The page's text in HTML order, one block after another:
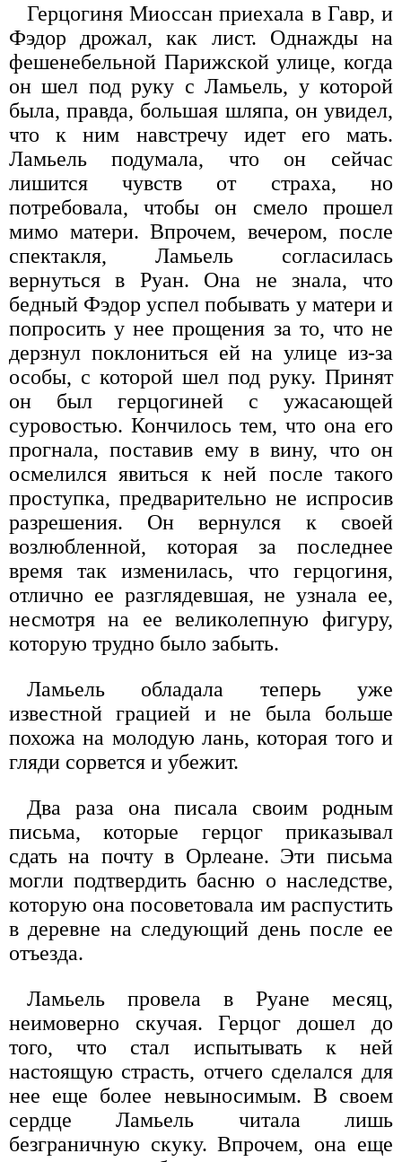
Герцогиня Миоссан приехала в Гавр, и
Фэдор дрожал, как лист. Однажды на
фешенебельной Парижской улице, когда
он шел под руку с Ламьель, у которой
была, правда, большая шляпа, он увидел,
что к ним навстречу идет его мать.
Ламьель подумала, что он сейчас
лишится чувств от страха, но
потребовала, чтобы он смело прошел
мимо матери. Впрочем, вечером, после
спектакля, Ламьель согласилась
вернуться в Руан. Она не знала, что
бедный Фэдор успел побывать у матери и
попросить у нее прощения за то, что не
дерзнул поклониться ей на улице из-за
особы, с которой шел под руку. Принят
он был герцогиней с ужасающей
суровостью. Кончилось тем, что она его
прогнала, поставив ему в вину, что он
осмелился явиться к ней после такого
проступка, предварительно не испросив
разрешения. Он вернулся к своей
возлюбленной, которая за последнее
время так изменилась, что герцогиня,
отлично ее разглядевшая, не узнала ее,
несмотря на ее великолепную фигуру,
которую трудно было забыть.
Ламьель обладала теперь уже
известной грацией и не была больше
похожа на молодую лань, которая того и
гляди сорвется и убежит.
Два раза она писала своим родным
письма, которые герцог приказывал
сдать на почту в Орлеане. Эти письма
могли подтвердить басню о наследстве,
которую она посоветовала им распустить
в деревне на следующий день после ее
отъезда.
Ламьель провела в Руане месяц,
неимоверно скучая. Герцог дошел до
того, что стал испытывать к ней
настоящую страсть, отчего сделался для
нее еще более невыносимым. В своем
сердце Ламьель читала лишь
безграничную скуку. Впрочем, она еще